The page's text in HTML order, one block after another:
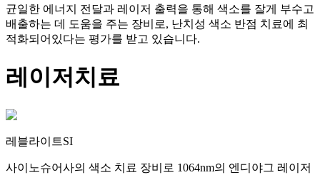
균일한 에너지 전달과 레이저 출력을 통해 색소를 잘게 부수고
배출하는 데 도움을 주는 장비로, 난치성 색소 반점 치료에 최
적화되어있다는 평가를 받고 있습니다.
레이저치료
레블라이트SI
사이노슈어사의 색소 치료 장비로 1064nm의 엔디야그 레이저